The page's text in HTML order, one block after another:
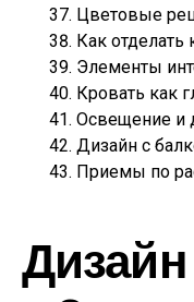
Цветовые
Как
Элементы
Кровать как
Освещение и
Дизайн с
Приемы по